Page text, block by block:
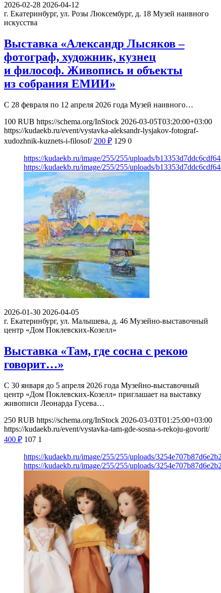
2026-02-28 2026-04-12
г. Екатеринбург, ул. Розы Люксембург, д. 18 Музей наивного
искусства
Выставка «Александр Лысяков –
фотограф, художник, кузнец
и философ. Живопись и объекты
из собрания ЕМИИ»
С 28 февраля по 12 апреля 2026 года Музей наивного…
100 RUB https://schema.org/InStock 2026-03-05T03:20:00+03:00
https://kudaekb.ru/event/vystavka-aleksandr-lysjakov-fotograf-
xudozhnik-kuznets-i-filosof/ 200 ₽ 129 0
https://kudaekb.ru/image/255/255/uploads/
https://kudaekb.ru/image/255/255/uploads/
2026-01-30 2026-04-05
г. Екатеринбург, ул. Малышева, д. 46 Музейно-выставочный
центр «Дом Поклевских-Козелл»
Выставка «Там, где сосна с рекою
говорит…»
С 30 января до 5 апреля 2026 года Музейно-выставочный
центр «Дом Поклевских-Козелл» приглашает на выставку
живописи Леонарда Гусева…
250 RUB https://schema.org/InStock 2026-03-03T01:25:00+03:00
https://kudaekb.ru/event/vystavka-tam-gde-sosna-s-rekoju-govorit/
400 ₽ 107 1
https://kudaekb.ru/image/255/255/uploads/
https://kudaekb.ru/image/255/255/uploads/